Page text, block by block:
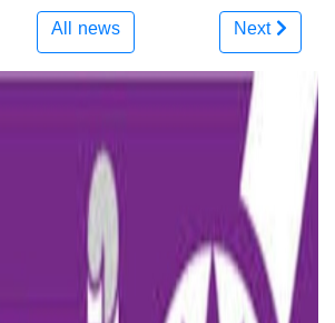
All news Next